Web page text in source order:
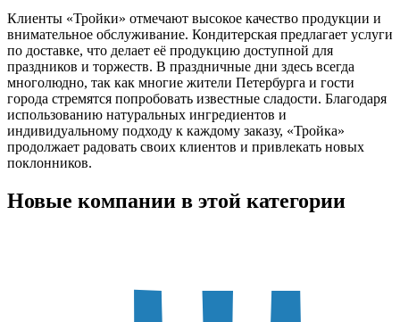
Клиенты «Тройки» отмечают высокое качество продукции и
внимательное обслуживание. Кондитерская предлагает услуги
по доставке, что делает её продукцию доступной для
праздников и торжеств. В праздничные дни здесь всегда
многолюдно, так как многие жители Петербурга и гости
города стремятся попробовать известные сладости. Благодаря
использованию натуральных ингредиентов и
индивидуальному подходу к каждому заказу, «Тройка»
продолжает радовать своих клиентов и привлекать новых
поклонников.
Новые компании в этой категории